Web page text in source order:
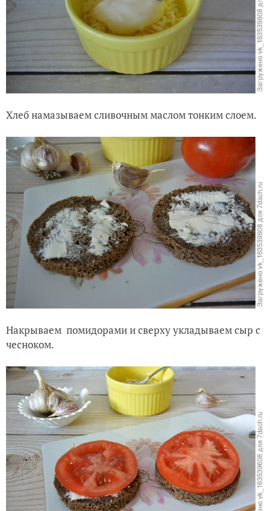
Хлеб намазываем сливочным маслом тонким слоем.
Накрываем помидорами и сверху укладываем сыр с
чесноком.